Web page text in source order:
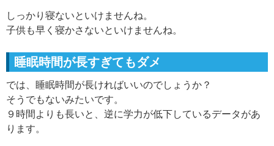
しっかり寝ないといけませんね。
子供も早く寝かさないといけませんね。
睡眠時間が長すぎてもダメ
では、睡眠時間が長ければいいのでしょうか？
そうでもないみたいです。
９時間よりも長いと、逆に学力が低下しているデータがあ
ります。